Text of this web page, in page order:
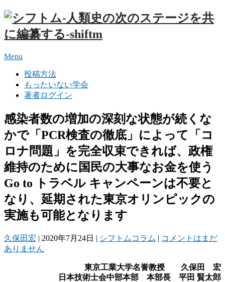
Menu
投稿方法
もったいない学会
著者ログイン
感染者数の増加の深刻な状態が続くな
かで「PCR検査の徹底」によって「コ
ロナ問題」を完全収束できれば、政権
維持のために国民の大事なお金を使う
Go to トラベル キャンペーンは不要と
なり、延期された東京オリンピックの
実施も可能となります
久保田宏 | 2020年7月24日 | シフトムコラム | コメントはまだ
ありません
東京工業大学名誉教授 久保田 宏
日本技術士会中部本部 本部長 平田 賢太郎